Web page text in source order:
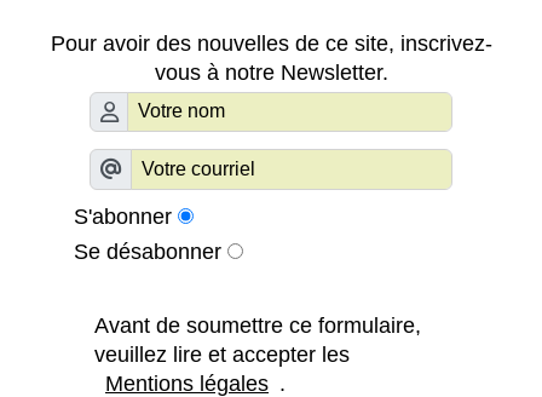
Pour avoir des nouvelles de ce site, inscrivez-
vous à notre Newsletter.
S'abonner
Se désabonner
Avant de soumettre ce formulaire,
veuillez lire et accepter les
Mentions légales .